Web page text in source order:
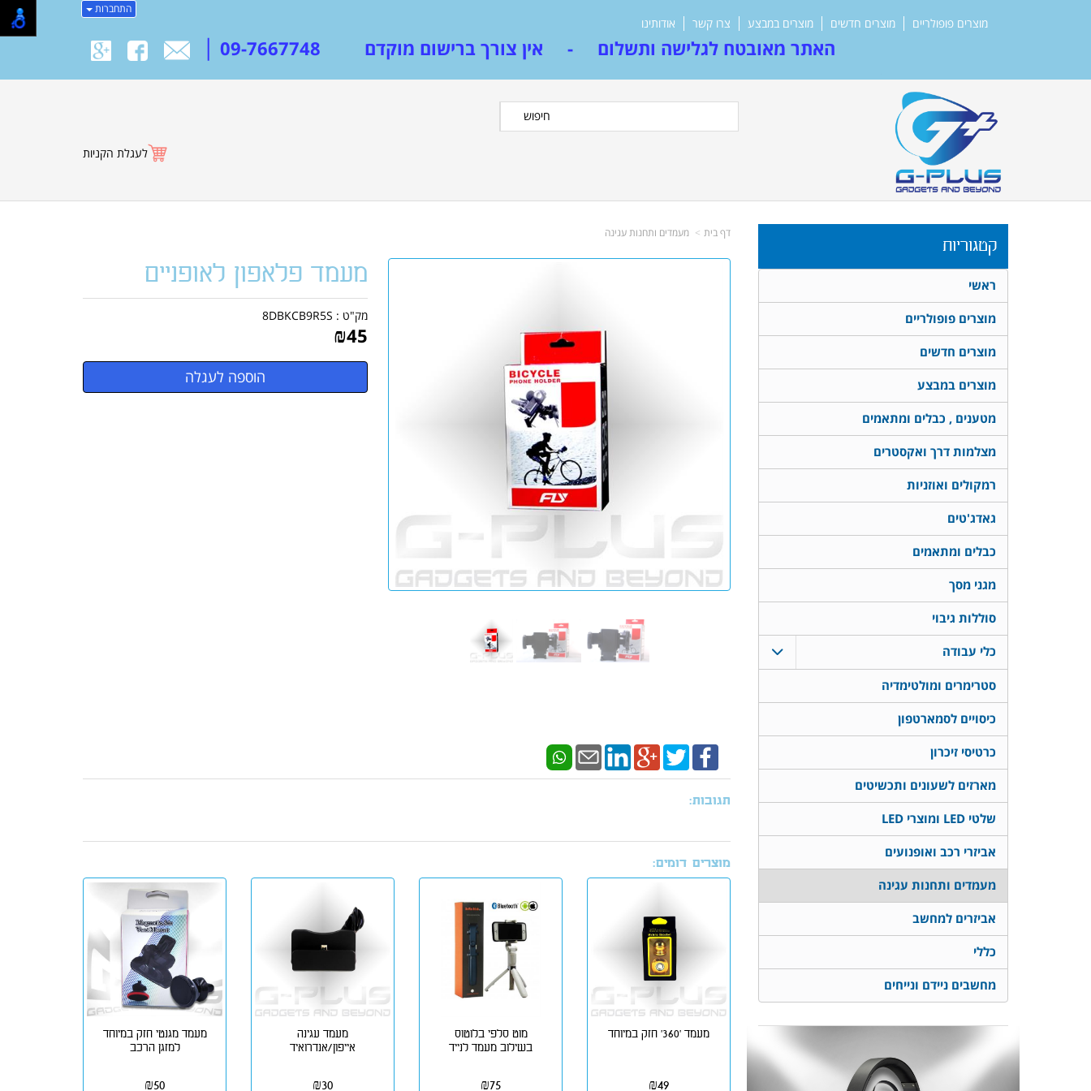
התחברות
מוצרים פופולריים מוצרים חדשים מוצרים במבצע צרו קשר אודותינו
| 09-7667748 האתר מאובטח לגלישה ותשלום - אין צורך ברישום מוקדם
חיפוש
לעגלת הקניות
דף בית מעמדים ותחנות עגינה
מעמד פלאפון לאופניים
מק"ט : 8DBKCB9R5S
₪45
תגובות:
מוצרים דומים:
מעמד '360' חזק במיוחד
₪49
מוט סלפי בלוטוס
בשילוב מעמד לנייד
₪75
מעמד עגינה
אייפון/אנדרואיד
₪30
מעמד מגנטי חזק במיוחד
למזגן הרכב
₪50
קטגוריות
ראשי
מוצרים פופולריים
מוצרים חדשים
מוצרים במבצע
מטענים , כבלים ומתאמים
מצלמות דרך ואקסטרים
רמקולים ואוזניות
גאדג'טים
כבלים ומתאמים
מגני מסך
סוללות גיבוי
כלי עבודה
סטרימרים ומולטימדיה
כיסויים לסמארטפון
כרטיסי זיכרון
מארזים לשעונים ותכשיטים
שלטי LED ומוצרי LED
אביזרי רכב ואופנועים
מעמדים ותחנות עגינה
אביזרים למחשב
כללי
מחשבים ניידם ונייחים